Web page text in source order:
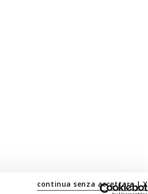
continua senza accettare | X